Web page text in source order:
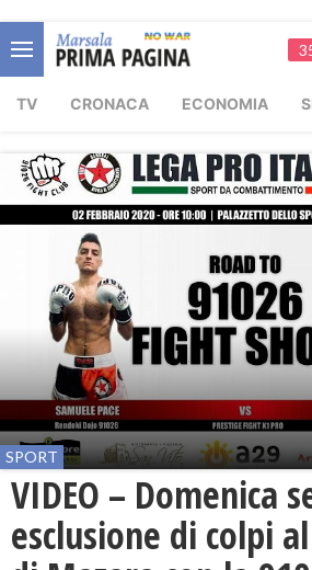
TV CRONACA ECONOMIA
SPORT
VIDEO – Domenica
esclusione di colpi